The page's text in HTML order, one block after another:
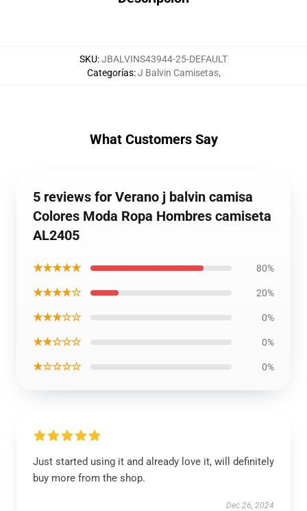
SKU:JBALVINS43944-25-DEFAULT
Categorías:J Balvin Camisetas,
What Customers Say
5 reviews for Verano j balvin camisa
Colores Moda Ropa Hombres camiseta
AL2405
★★★★★ 80%
★★★★☆ 20%
★★★☆☆ 0%
★★☆☆☆ 0%
★☆☆☆☆ 0%
Just started using it and already love it, will definitely
buy more from the shop.
Dec 26, 2024